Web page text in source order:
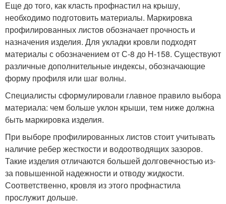
Еще до того, как класть профнастил на крышу,
необходимо подготовить материалы. Маркировка
профилированных листов обозначает прочность и
назначения изделия. Для укладки кровли подходят
материалы с обозначением от С-8 до Н-158. Существуют
различные дополнительные индексы, обозначающие
форму профиля или шаг волны.
Специалисты сформулировали главное правило выбора
материала: чем больше уклон крыши, тем ниже должна
быть маркировка изделия.
При выборе профилированных листов стоит учитывать
наличие ребер жесткости и водоотводящих зазоров.
Такие изделия отличаются большей долговечностью из-
за повышенной надежности и отводу жидкости.
Соответственно, кровля из этого профнастила
прослужит дольше.